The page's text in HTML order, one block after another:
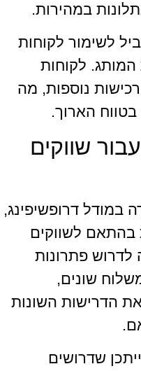
במהירות.
לשימור לקוחות
המותג. לקוחות
נוספות, מה
הארוך.
שווקים
במודל דרופשיפינג,
בהתאם לשווקים
לדרוש פתרונות
שונים,
את הדרישות השונות
שדרושים